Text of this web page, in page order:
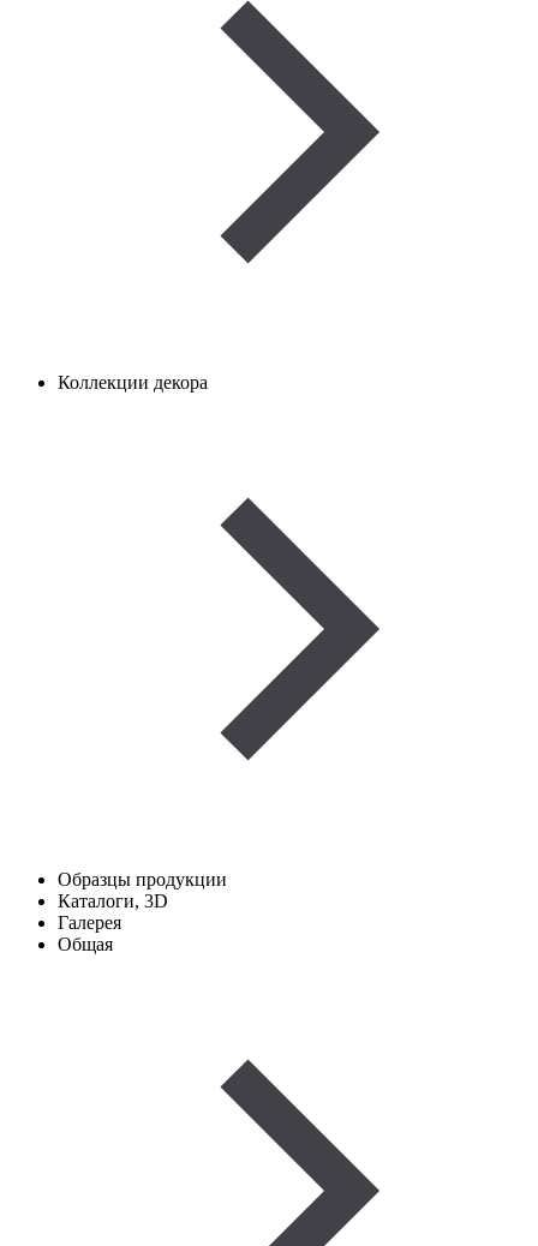
Коллекции декора
Образцы продукции
Каталоги, 3D
Галерея
Общая